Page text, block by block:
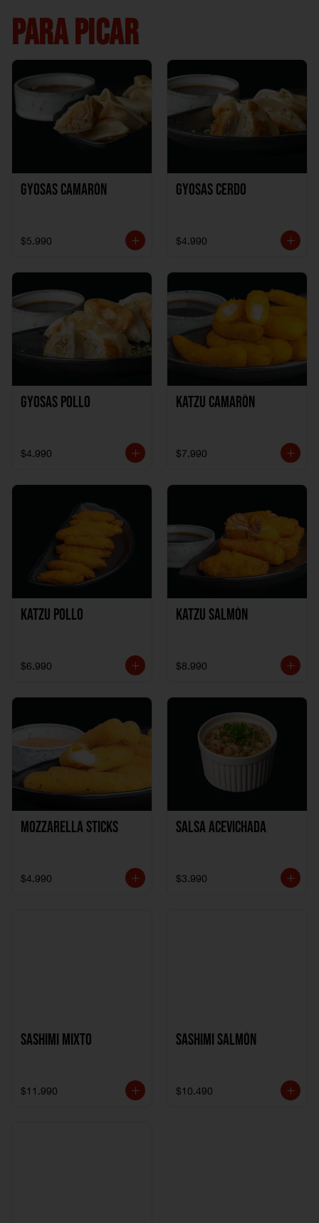
PARA PICAR
Gyosas Camarón
$5.990
Gyosas Cerdo
$4.990
Gyosas Pollo
$4.990
Katzu Camarón
$7.990
Katzu Pollo
$6.990
Katzu Salmón
$8.990
Mozzarella Sticks
$4.990
Salsa Acevichada
$3.990
Sashimi Mixto
$11.990
Sashimi Salmón
$10.490